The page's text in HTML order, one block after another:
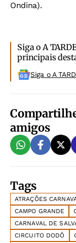
Ondina).
Siga o A
principais
Siga o A
amigos
Tags
ATRAÇÕES
CAMPO GRANDE
CARNAVAL DE
CIRCUITO DODÔ